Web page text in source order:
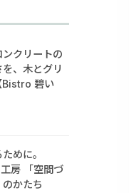
クリートの
、木とグリ
Bistro 碧い
めに。
房 「空間づ
かたち